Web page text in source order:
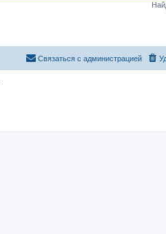
Связаться с администрацией